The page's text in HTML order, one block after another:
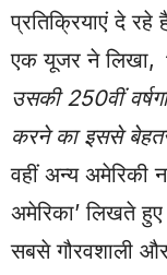
प्रतिक्रियाएं दे रहे
एक यूजर ने लिखा,
उसकी 250वीं
करने का इससे
वहीं अन्य अमेरिकी
अमेरिका’ लिखते
सबसे गौरवशाली